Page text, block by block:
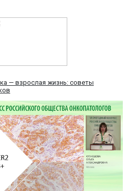
— взрослая жизнь: советы